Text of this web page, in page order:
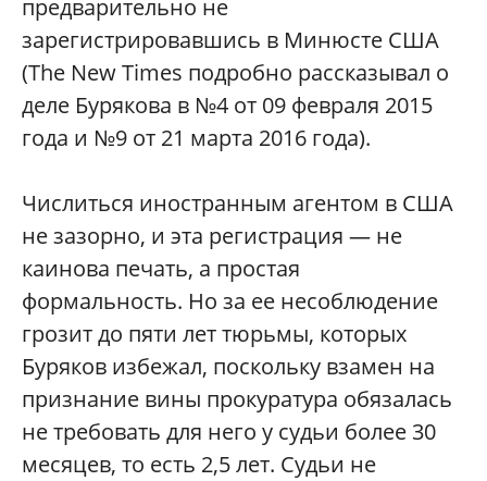
предварительно не
зарегистрировавшись в Минюсте США
(The New Times подробно рассказывал о
деле Бурякова в №4 от 09 февраля 2015
года и №9 от 21 марта 2016 года).
Числиться иностранным агентом в США
не зазорно, и эта регистрация — не
каинова печать, а простая
формальность. Но за ее несоблюдение
грозит до пяти лет тюрьмы, которых
Буряков избежал, поскольку взамен на
признание вины прокуратура обязалась
не требовать для него у судьи более 30
месяцев, то есть 2,5 лет. Судьи не